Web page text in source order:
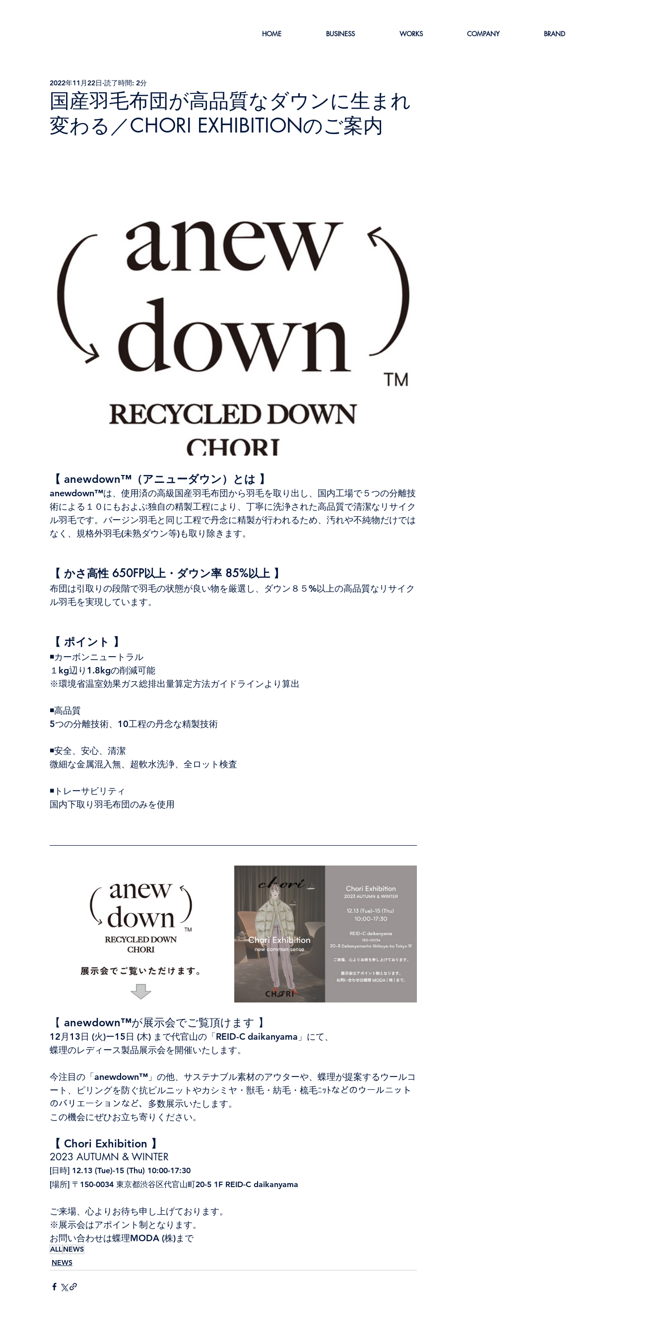
HOME BUSINESS WORKS COMPANY BRAND
国産羽毛布団が高品質なダウンに生まれ
変わる／CHORI EXHIBITIONのご案内
2022年11月22日 読了時間: 2分
【 anewdown™（アニューダウン）とは 】
anewdown™は、使用済の高級国産羽毛布団から羽毛を取り出し、国内工場で５つの分離技
術による１０にもおよぶ独自の精製工程により、丁寧に洗浄された高品質で清潔なリサイク
ル羽毛です。バージン羽毛と同じ工程で丹念に精製が行われるため、汚れや不純物だけでは
なく、規格外羽毛(未熟ダウン等)も取り除きます。
【 かさ高性 650FP以上・ダウン率 85%以上 】
布団は引取りの段階で羽毛の状態が良い物を厳選し、ダウン８５%以上の高品質なリサイク
ル羽毛を実現しています。
【 ポイント 】
◾️カーボンニュートラル
１kg辺り1.8kgの削減可能
※環境省温室効果ガス総排出量算定方法ガイドラインより算出
◾️高品質
5つの分離技術、10工程の丹念な精製技術
◾️安全、安心、清潔
微細な金属混入無、超軟水洗浄、全ロット検査
◾️トレーサビリティ
国内下取り羽毛布団のみを使用
【 anewdown™が展示会でご覧頂けます 】
12月13日 (火)ー15日 (木) まで代官山の「REID-C daikanyama」にて、
蝶理のレディース製品展示会を開催いたします。
今注目の「anewdown™」の他、サステナブル素材のアウターや、蝶理が提案するウールコ
ート、ピリングを防ぐ抗ピルニットやカシミヤ・獣毛・紡毛・梳毛ﾆｯﾄなどのウールニット
のバリエーションなど、多数展示いたします。
この機会にぜひお立ち寄りください。
【 Chori Exhibition 】
2023 AUTUMN & WINTER
[日時] 12.13 (Tue)-15 (Thu) 10:00-17:30
[場所] 〒150-0034 東京都渋谷区代官山町20-5 1F REID-C daikanyama
ご来場、心よりお待ち申し上げております。
※展示会はアポイント制となります。
お問い合わせは蝶理MODA (株)まで
ALLNEWS
NEWS